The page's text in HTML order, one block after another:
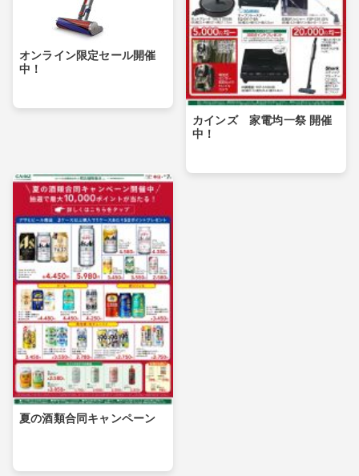
オンライン限定セール開催
中！
カインズ 家電均一祭 開催
中！
夏の酒類合同キャンペーン